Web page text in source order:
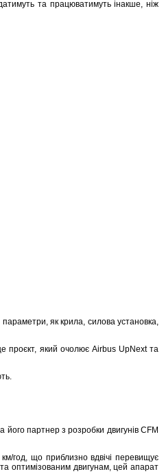
та працюватимуть інакше, ніж
як крила, силова установка,
проєкт, який очолює Airbus UpNext та
партнер з розробки двигунів CFM
год, що приблизно вдвічі перевищує
оптимізованим двигунам, цей апарат